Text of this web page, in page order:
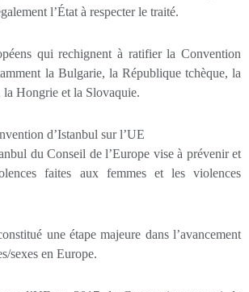
l’État à respecter le traité.
qui rechignent à ratifier la Convention
la Bulgarie, la République tchèque, la
Hongrie et la Slovaquie.
d’Istanbul sur l’UE
du Conseil de l’Europe vise à prévenir et
faites aux femmes et les violences
une étape majeure dans l’avancement
sexes en Europe.